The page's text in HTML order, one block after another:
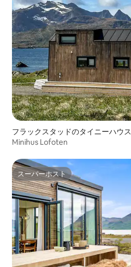
フラックスタッドのタイニーハウス
Minihus Lofoten
スーパーホスト
スーパーホスト